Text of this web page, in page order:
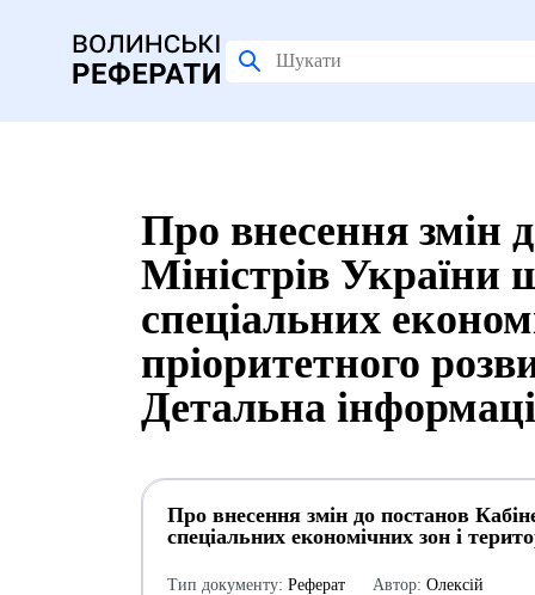
Про внесення змін
Міністрів України
спеціальних
пріоритетного
Детальна
Про внесення змін до постанов
спеціальних економічних зон і
Тип документу: Реферат
Автор: Олексій